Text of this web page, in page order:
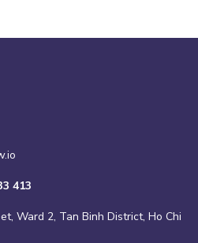
413
Ward 2, Tan Binh District, Ho Chi